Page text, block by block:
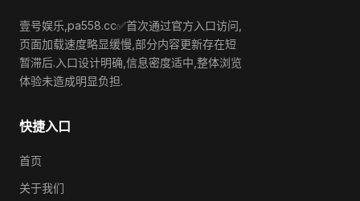
壹号娱乐,pa558.cc✅首次通过官方入口访问,
页面加载速度略显缓慢,部分内容更新存在短
暂滞后.入口设计明确,信息密度适中,整体浏览
体验未造成明显负担.
快捷入口
首页
关于我们